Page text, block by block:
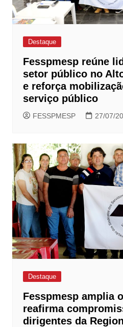
Destaque
Fesspmesp reúne
setor público no
e reforça
serviço público
FESSPMESP 27/07/
Destaque
Fesspmesp amplia
reafirma
dirigentes da